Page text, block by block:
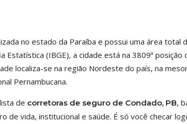
no estado da Paraíba e possui uma área total
(IBGE), a cidade está na 3809ª posição
localiza-se na região Nordeste do país, na
Pernambucana.
de corretoras de seguro de Condado, PB,
de vida, institucional e saúde. É só você checar